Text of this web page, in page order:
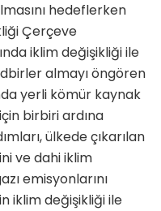
hedeflerken
Çerçeve
iklim değişikliği ile
almayı öngören
yerli kömür kaynak
birbiri ardına
ülkede çı­karılan
ve dahi iklim
emisyonlarını
iklim değişikliği ile